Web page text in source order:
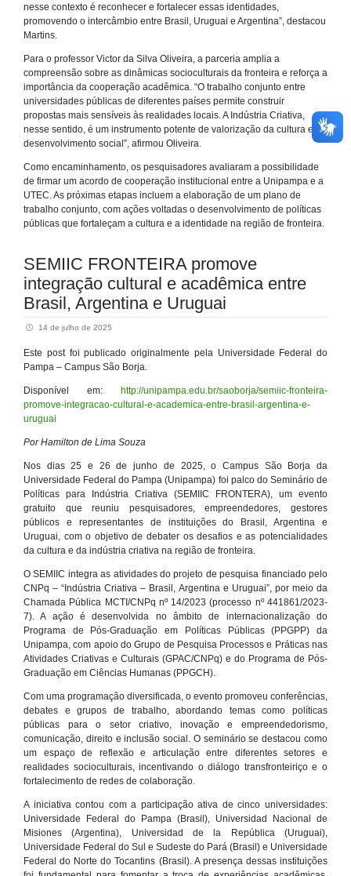
nesse contexto é reconhecer e fortalecer essas identidades,
promovendo o intercâmbio entre Brasil, Uruguai e Argentina”, destacou
Martins.
Para o professor Victor da Silva Oliveira, a parceria amplia a
compreensão sobre as dinâmicas socioculturais da fronteira e reforça a
importância da cooperação acadêmica. “O trabalho conjunto entre
universidades públicas de diferentes países permite construir
propostas mais sensíveis às realidades locais. A Indústria Criativa,
nesse sentido, é um instrumento potente de valorização da cultura e de
desenvolvimento social”, afirmou Oliveira.
Como encaminhamento, os pesquisadores avaliaram a possibilidade
de firmar um acordo de cooperação institucional entre a Unipampa e a
UTEC. As próximas etapas incluem a elaboração de um plano de
trabalho conjunto, com ações voltadas o desenvolvimento de políticas
públicas que fortaleçam a cultura e a identidade na região de fronteira.
SEMIIC FRONTEIRA promove
integração cultural e acadêmica entre
Brasil, Argentina e Uruguai
14 de julho de 2025
Este post foi publicado originalmente pela Universidade Federal do
Pampa – Campus São Borja.
Disponível em:
http://unipampa.edu.br/saoborja/semiic-fronteira-
promove-integracao-cultural-e-academica-entre-brasil-argentina-e-
uruguai
Por Hamilton de Lima Souza
Nos dias 25 e 26 de junho de 2025, o Campus São Borja da
Universidade Federal do Pampa (Unipampa) foi palco do Seminário de
Políticas para Indústria Criativa (SEMIIC FRONTERA), um evento
gratuito que reuniu pesquisadores, empreendedores, gestores
públicos e representantes de instituições do Brasil, Argentina e
Uruguai, com o objetivo de debater os desafios e as potencialidades
da cultura e da indústria criativa na região de fronteira.
O SEMIIC integra as atividades do projeto de pesquisa financiado pelo
CNPq – “Indústria Criativa – Brasil, Argentina e Uruguai”, por meio da
Chamada Pública MCTI/CNPq nº 14/2023 (processo nº 441861/2023-
7). A ação é desenvolvida no âmbito de internacionalização do
Programa de Pós-Graduação em Políticas Públicas (PPGPP) da
Unipampa, com apoio do Grupo de Pesquisa Processos e Práticas nas
Atividades Criativas e Culturais (GPAC/CNPq) e do Programa de Pós-
Graduação em Ciências Humanas (PPGCH).
Com uma programação diversificada, o evento promoveu conferências,
debates e grupos de trabalho, abordando temas como políticas
públicas para o setor criativo, inovação e empreendedorismo,
comunicação, direito e inclusão social. O seminário se destacou como
um espaço de reflexão e articulação entre diferentes setores e
realidades socioculturais, incentivando o diálogo transfronteiriço e o
fortalecimento de redes de colaboração.
A iniciativa contou com a participação ativa de cinco universidades:
Universidade Federal do Pampa (Brasil), Universidad Nacional de
Misiones (Argentina), Universidad de la República (Uruguai),
Universidade Federal do Sul e Sudeste do Pará (Brasil) e Universidade
Federal do Norte do Tocantins (Brasil). A presença dessas instituições